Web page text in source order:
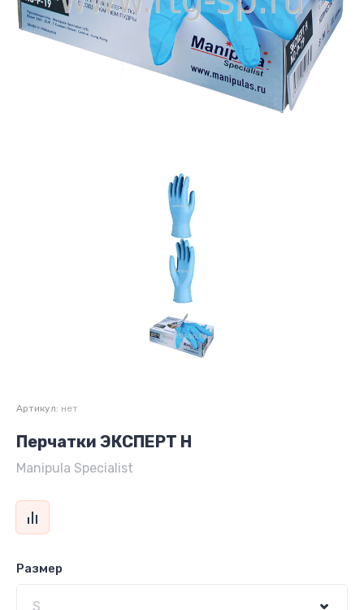
Артикул: нет
Перчатки ЭКСПЕРТ Н
Manipula Specialist
Размер